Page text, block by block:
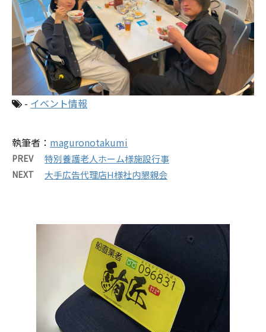
- イベント情報
執筆者： maguronotakumi
PREV 特別養護老人ホーム様施設行事
NEXT 大手広告代理店H様社内懇親会